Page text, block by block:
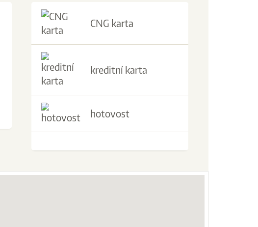
CNG karta
kreditní karta
hotovost